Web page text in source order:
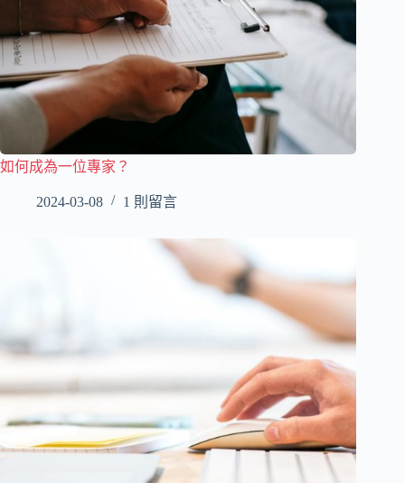
如何成為一位專家？
2024-03-08 1 則留言